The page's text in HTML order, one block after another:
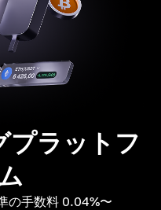
プラットフ
の手数料 0.04%〜